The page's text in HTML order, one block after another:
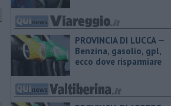
PROVINCIA DI LUCCA — ​
Benzina, gasolio, gpl,
ecco dove risparmiare